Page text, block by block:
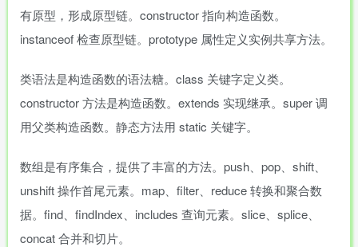
有原型，形成原型链。constructor 指向构造函数。
instanceof 检查原型链。prototype 属性定义实例共享方法。
类语法是构造函数的语法糖。class 关键字定义类。
constructor 方法是构造函数。extends 实现继承。super 调
用父类构造函数。静态方法用 static 关键字。
数组是有序集合，提供了丰富的方法。push、pop、shift、
unshift 操作首尾元素。map、filter、reduce 转换和聚合数
据。find、findIndex、includes 查询元素。slice、splice、
concat 合并和切片。